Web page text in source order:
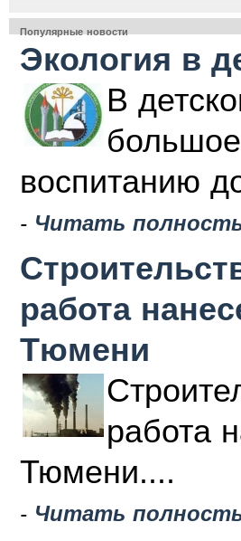
Популярные новости
Экология в
В
воспитанию
- Читать
работа
Тюмени
работа
Тюмени....
- Читать